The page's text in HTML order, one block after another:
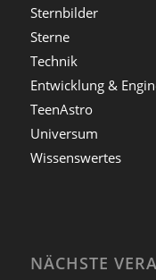
Sternbilder
Sterne
Technik
Entwicklung &
TeenAstro
Universum
Wissenswertes
NÄCHSTE